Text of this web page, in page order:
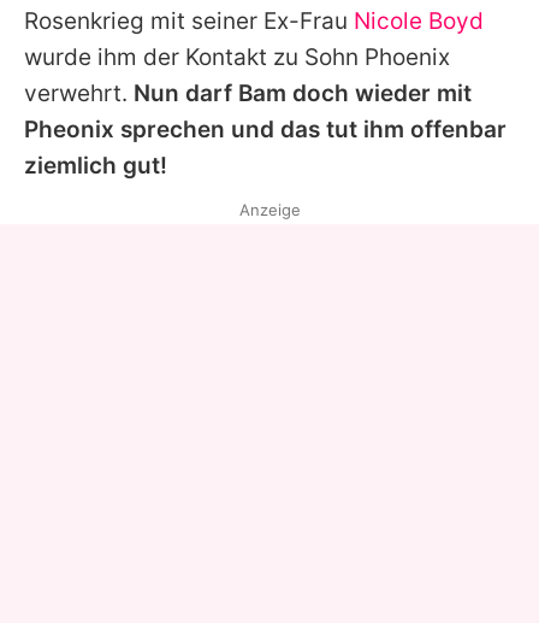
Rosenkrieg mit seiner Ex-Frau Nicole Boyd
wurde ihm der Kontakt zu Sohn Phoenix
verwehrt. Nun darf Bam doch wieder mit
Pheonix sprechen und das tut ihm offenbar
ziemlich gut!
Anzeige